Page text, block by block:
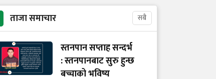
ताजा समाचार सबै
स्तनपान सप्ताह सन्दर्भ
: स्तनपानबाट सुरु हुन्छ
बच्चाको भविष्य